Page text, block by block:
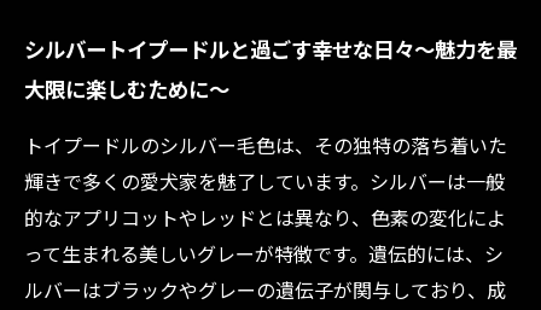
シルバートイプードルと過ごす幸せな日々〜魅力を最
大限に楽しむために〜
トイプードルのシルバー毛色は、その独特の落ち着いた
輝きで多くの愛犬家を魅了しています。シルバーは一般
的なアプリコットやレッドとは異なり、色素の変化によ
って生まれる美しいグレーが特徴です。遺伝的には、シ
ルバーはブラックやグレーの遺伝子が関与しており、成